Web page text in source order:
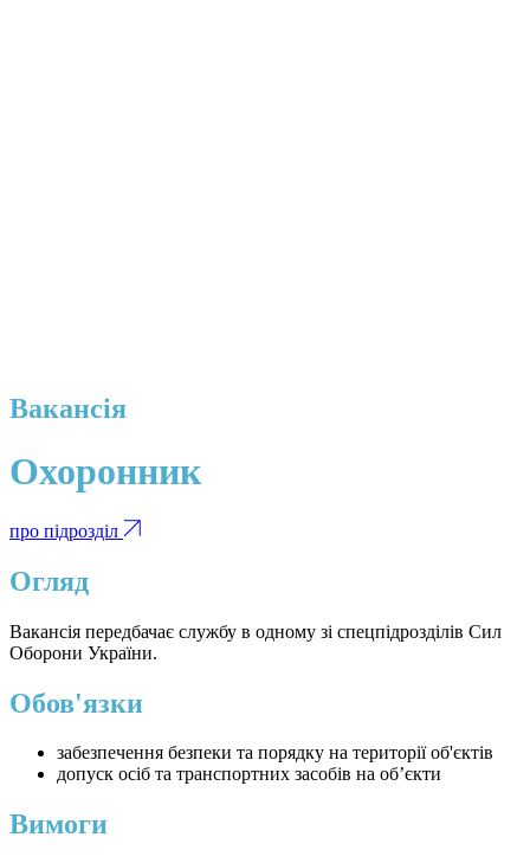
Вакансія
Охоронник
про підрозділ
Огляд
Вакансія передбачає службу в одному зі спецпідрозділів Сил
Оборони України.
Обов'язки
забезпечення безпеки та порядку на території об'єктів
⁠допуск осіб та транспортних засобів на об’єкти
Вимоги